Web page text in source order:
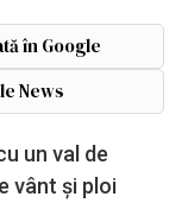
în Google
News
un val de
vânt și ploi